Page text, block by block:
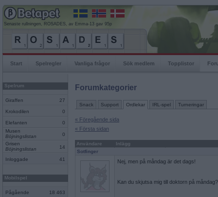
Senaste rullningen, ROSADES, av Emma-13 gav 95p
Start Spelregler Vanliga frågor Sök medlem Topplistor
Spelrum
Giraffen 27
Krokodilen 0
Elefanten
0
Musen
Böjningslistan
0
Grisen
Böjningslistan
14
Inloggade 41
Mobilspel
Pågående 18 463
Forumkategorier
Snack Support Ordlekar IRL-spel Turneringar
« Föregående sida
« Första sidan
Användare
Inlägg
Sotfinger
Nej, men på måndag är det dags!
Kan du skjutsa mig till doktorn på måndag?